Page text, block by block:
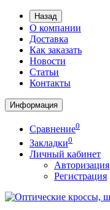
Назад
О компании
Доставка
Как заказать
Новости
Статьи
Контакты
Информация
Сравнение0
Закладки0
Личный кабинет
Авторизация
Регистрация